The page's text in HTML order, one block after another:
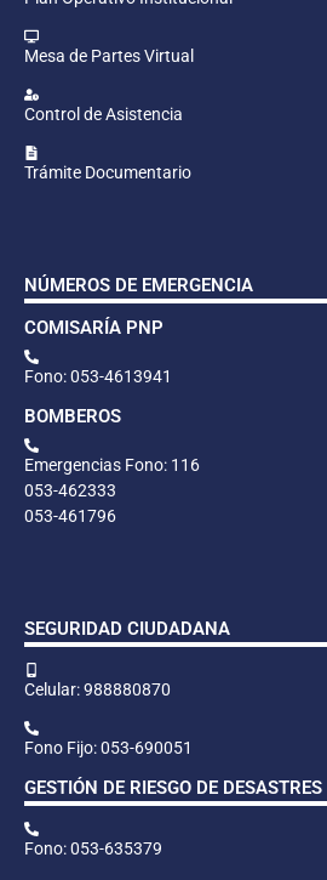
Mesa de Partes Virtual
Control de Asistencia
Trámite Documentario
NÚMEROS DE EMERGENCIA
COMISARÍA PNP
Fono: 053-4613941
BOMBEROS
Emergencias Fono: 116
053-462333
053-461796
SEGURIDAD CIUDADANA
Celular: 988880870
Fono Fijo: 053-690051
GESTIÓN DE RIESGO DE DESASTRES
Fono: 053-635379